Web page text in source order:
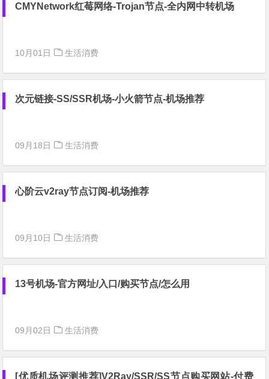
CMYNetwork红莓网络-Trojan节点-全内网中转机场
10月01日 生活消费
次元链接-SS/SSR机场-小火箭节点-机场推荐
09月18日 生活消费
心阶云v2ray节点订阅-机场推荐
09月10日 生活消费
13号机场-官方网址/入口/购买节点/怎么用
09月02日 生活消费
[优质机场评测推荐]V2Ray/SSR/SS节点购买网站-付费